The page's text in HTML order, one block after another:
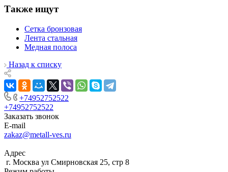
Также ищут
Сетка бронзовая
Лента стальная
Медная полоса
Назад к списку
+74952752522
+74952752522
Заказать звонок
E-mail
zakaz@metall-ves.ru
Адрес
г. Москва ул Смирновская 25, стр 8